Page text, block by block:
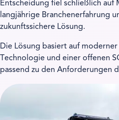
Entscheidung fiel schließlich auf
langjährige Branchenerfahrung
zukunftssichere Lösung.
Die Lösung basiert auf
Technologie und einer offenen
passend zu den Anforderungen